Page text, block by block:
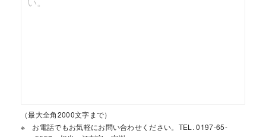
（最大全角2000文字まで）
お電話でもお気軽にお問い合わせください。TEL. 0197-65-